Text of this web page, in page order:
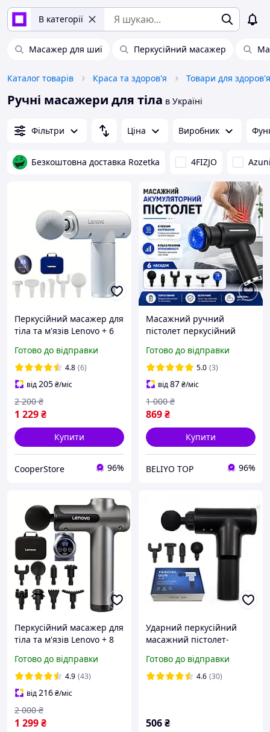
В категорії
Масажер для шиї Перкусійний масажер
Каталог товарів Краса та здоров'я Товари для здоров'я
Ручні масажери для тіла в Україні
Фільтри Ціна Виробник
Безкоштовна доставка Rozetka 4FIZJO
Перкусійний масажер для
тіла та м'язів Lenovo + 6
пістолет
Готово до відправки
4.8 (6)
від205₴/міс
1 229₴
2 200 ₴
Купити
CooperStore 96%
Масажний ручний
пістолет перкусійний
відновлення м'язів тіла
вібраційний
електромасажер Massage
GUN
Готово до відправки
5.0 (3)
від87₴/міс
869₴
1 000 ₴
Купити
BELIYO TOP 96%
Перкусійний масажер для
тіла та м'язів Lenovo + 8
пістолет
Готово до відправки
4.9 (43)
від216₴/міс
1 299₴
2 000 ₴
Ударний перкусійний
масажний пістолет-
FASCIAL GUN Чорний
GS227
Готово до відправки
4.6 (30)
506₴